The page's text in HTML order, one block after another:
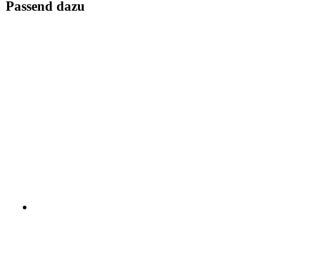
Passend dazu